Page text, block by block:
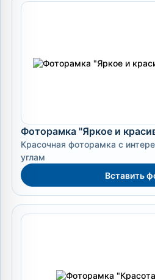
Фоторамка "Яркое и
Красочная фоторамка с
углам
Вставить